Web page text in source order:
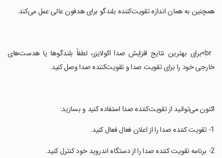
‏همچنین به همان اندازه تقویت‌کننده بلندگو برای هدفون عالی عمل می‌کند.
‏ br>برای بهترین نتایج افزایش صدا اکولایزر، لطفاً بلندگوها یا هدست‌های
خارجی خود را برای تقویت صدا و تقویت‌کننده صدا وصل کنید.
‏اکنون می‌توانید از تقویت‌کننده صدا استفاده کنید و بسازید: